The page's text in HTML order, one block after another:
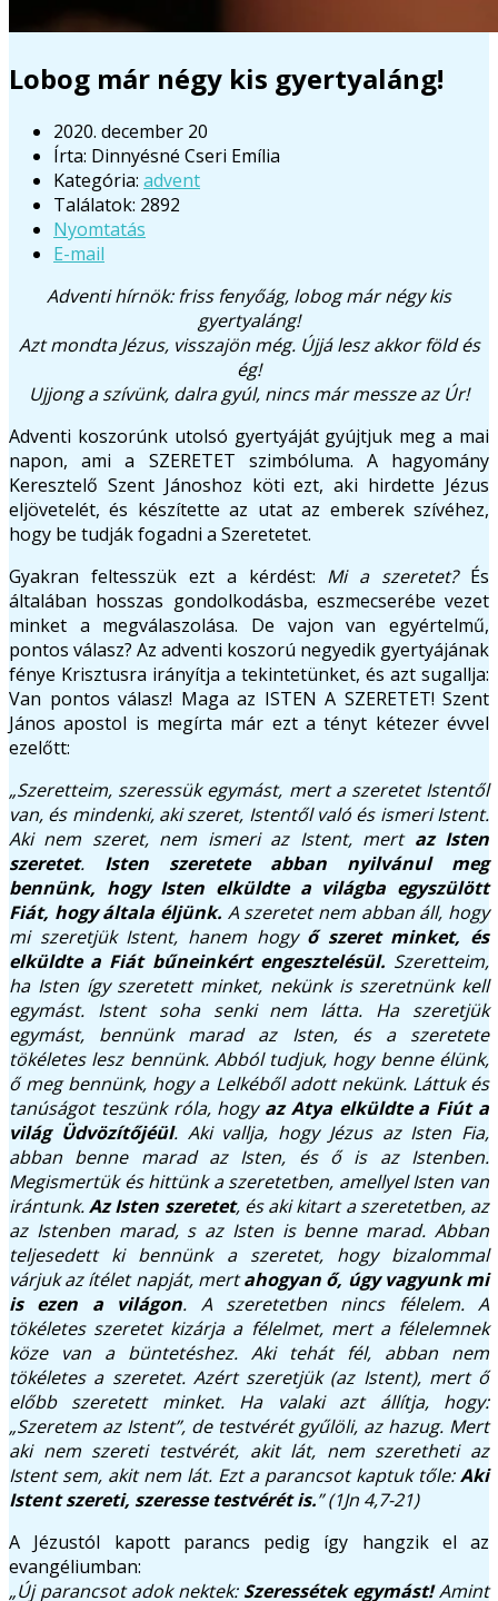
Lobog már négy kis gyertyaláng!
2020. december 20
Írta: Dinnyésné Cseri Emília
Kategória: advent
Találatok: 2892
Nyomtatás
E-mail
Adventi hírnök: friss fenyőág, lobog már négy kis
gyertyaláng!
Azt mondta Jézus, visszajön még. Újjá lesz akkor föld és
ég!
Ujjong a szívünk, dalra gyúl, nincs már messze az Úr!
Adventi koszorúnk utolsó gyertyáját gyújtjuk meg a mai
napon, ami a SZERETET szimbóluma. A hagyomány
Keresztelő Szent Jánoshoz köti ezt, aki hirdette Jézus
eljövetelét, és készítette az utat az emberek szívéhez,
hogy be tudják fogadni a Szeretetet.
Gyakran feltesszük ezt a kérdést: Mi a szeretet?És
általában hosszas gondolkodásba, eszmecserébe vezet
minket a megválaszolása. De vajon van egyértelmű,
pontos válasz? Az adventi koszorú negyedik gyertyájának
fénye Krisztusra irányítja a tekintetünket, és azt sugallja:
Van pontos válasz! Maga az ISTEN A SZERETET! Szent
János apostol is megírta már ezt a tényt kétezer évvel
ezelőtt:
„Szeretteim, szeressük egymást, mert a szeretet Istentől
van, és mindenki, aki szeret, Istentől való és ismeri Istent.
Aki nem szeret, nem ismeri az Istent, mert az Isten
szeretet. Isten szeretete abban nyilvánul meg
bennünk, hogy Isten elküldte a világba egyszülött
Fiát, hogy általa éljünk. A szeretet nem abban áll, hogy
mi szeretjük Istent, hanem hogyő szeret minket, és
elküldte a Fiát bűneinkért engesztelésül. Szeretteim,
ha Isten így szeretett minket, nekünk is szeretnünk kell
egymást. Istent soha senki nem látta. Ha szeretjük
egymást, bennünk marad az Isten, és a szeretete
tökéletes lesz bennünk. Abból tudjuk, hogy benne élünk,
ő meg bennünk, hogy a Lelkéből adott nekünk. Láttuk és
tanúságot teszünk róla, hogy az Atya elküldte a Fiút a
világ Üdvözítőjéül. Aki vallja, hogy Jézus az Isten Fia,
abban benne marad az Isten, és ő is az Istenben.
Megismertük és hittünk a szeretetben, amellyel Isten van
irántunk.Az Isten szeretet, és aki kitart a szeretetben, az
az Istenben marad, s az Isten is benne marad. Abban
teljesedett ki bennünk a szeretet, hogy bizalommal
várjuk az ítélet napját, mertahogyan ő, úgy vagyunk mi
is ezen a világon. A szeretetben nincs félelem. A
tökéletes szeretet kizárja a félelmet, mert a félelemnek
köze van a büntetéshez. Aki tehát fél, abban nem
tökéletes a szeretet. Azért szeretjük (az Istent), mert ő
előbb szeretett minket. Ha valaki azt állítja, hogy:
„Szeretem az Istent”, de testvérét gyűlöli, az hazug. Mert
aki nem szereti testvérét, akit lát, nem szeretheti az
Istent sem, akit nem lát. Ezt a parancsot kaptuk tőle:Aki
Istent szereti, szeresse testvérét is.” (1Jn 4,7-21)
A Jézustól kapott parancs pedig így hangzik el az
evangéliumban:
„Új parancsot adok nektek: Szeressétek egymást!Amint